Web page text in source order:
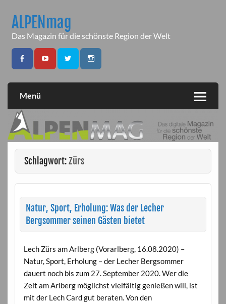
contentALPENmag
Das Magazin für die schönste Region der Welt
Menü
Schlagwort:Zürs
Natur, Sport, Erholung: Was der Lecher
Bergsommer seinen Gästen bietet
Lech Zürs am Arlberg (Vorarlberg, 16.08.2020) –
Natur, Sport, Erholung – der Lecher Bergsommer
dauert noch bis zum 27. September 2020. Wer die
Zeit am Arlberg möglichst vielfältig genießen will, ist
mit der Lech Card gut beraten. Von den